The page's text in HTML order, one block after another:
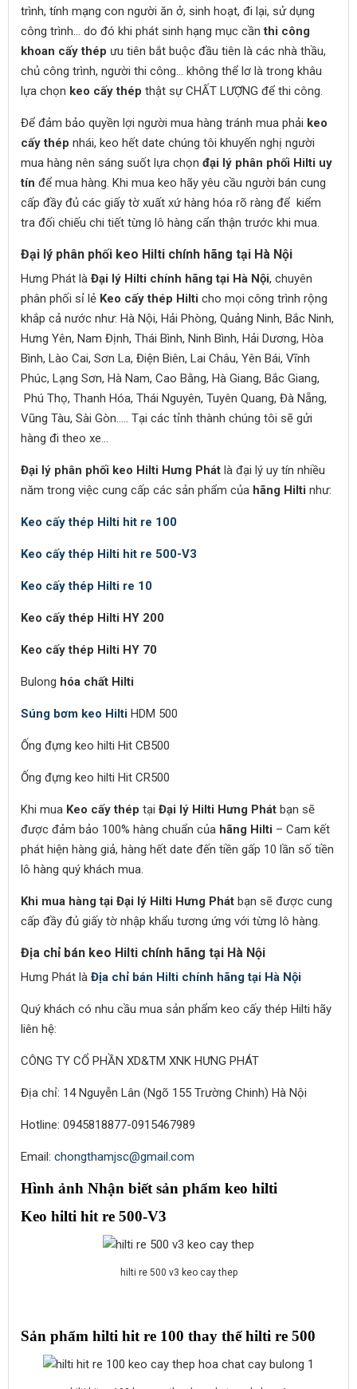
trình, tính mạng con người ăn ở, sinh hoạt, đi lại, sử dụng
công trình… do đó khi phát sinh hạng mục cầnthi công
khoan cấy thép ưu tiên bắt buộc đầu tiên là các nhà thầu,
chủ công trình, người thi công… không thể lơ là trong khâu
lựa chọn keo cấy thép thật sự CHẤT LƯỢNG để thi công.
Để đảm bảo quyền lợi người mua hàng tránh mua phải keo
cấy thép nhái, keo hết date chúng tôi khuyến nghị người
mua hàng nên sáng suốt lựa chọn đại lý phân phối Hilti uy
tín để mua hàng. Khi mua keo hãy yêu cầu người bán cung
cấp đầy đủ các giấy tờ xuất xứ hàng hóa rõ ràng để kiểm
tra đối chiếu chi tiết từng lô hàng cẩn thận trước khi mua.
Đại lý phân phối keo Hilti chính hãng tại Hà Nội
Hưng Phát là Đại lý Hilti chính hãng tại Hà Nội, chuyên
phân phối sỉ lẻ Keo cấy thép Hilti cho mọi công trình rộng
khắp cả nước như: Hà Nội, Hải Phòng, Quảng Ninh, Bắc Ninh,
Hưng Yên, Nam Định, Thái Bình, Ninh Bình, Hải Dương, Hòa
Bình, Lào Cai, Sơn La, Điện Biên, Lai Châu, Yên Bái, Vĩnh
Phúc, Lạng Sơn, Hà Nam, Cao Bằng, Hà Giang, Bắc Giang,
Phú Thọ, Thanh Hóa, Thái Nguyên, Tuyên Quang, Đà Nẵng,
Vũng Tàu, Sài Gòn..… Tại các tỉnh thành chúng tôi sẽ gửi
hàng đi theo xe...
Đại lý phân phối keo Hilti Hưng Phát là đại lý uy tín nhiều
năm trong việc cung cấp các sản phẩm của hãng Hilti như:
Keo cấy thép Hilti hit re 100
Keo cấy thép Hilti hit re 500-V3
Keo cấy thép Hilti re 10
Keo cấy thép Hilti HY 200
Keo cấy thép Hilti HY 70
Bulong hóa chất Hilti
Súng bơm keo Hilti HDM 500
Ống đựng keo hilti Hit CB500
Ống đựng keo hilti Hit CR500
Khi mua Keo cấy thép tại Đại lý Hilti Hưng Phát bạn sẽ
được đảm bảo 100% hàng chuẩn của hãng Hilti – Cam kết
phát hiện hàng giả, hàng hết date đến tiền gấp 10 lần số tiền
lô hàng quý khách mua.
Khi mua hàng tại Đại lý Hilti Hưng Phát bạn sẽ được cung
cấp đầy đủ giấy tờ nhập khẩu tương ứng với từng lô hàng.
Địa chỉ bán keo Hilti chính hãng tại Hà Nội
Hưng Phát là Địa chỉ bán Hilti chính hãng tại Hà Nội
Quý khách có nhu cầu mua sản phẩm keo cấy thép Hilti hãy
liên hệ:
CÔNG TY CỔ PHẦN XD&TM XNK HƯNG PHÁT
Địa chỉ: 14 Nguyễn Lân (Ngõ 155 Trường Chinh) Hà Nội
Hotline: 0945818877-0915467989
Email: chongthamjsc@gmail.com
Hình ảnh Nhận biết sản phẩm keo hilti
Keo hilti hit re 500-V3
hilti re 500 v3 keo cay thep
Sản phẩm hilti hit re 100 thay thế hilti re 500